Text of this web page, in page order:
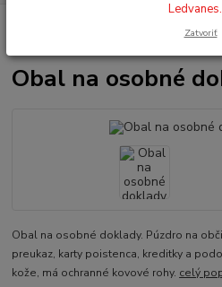
Obal na osobné
Obal na osobné
Obal na osobné doklady. Púzdro na
preukaz, karty poistenca, kreditky a
kože, má ochranné kovové rohy. celý
Zatvoriť